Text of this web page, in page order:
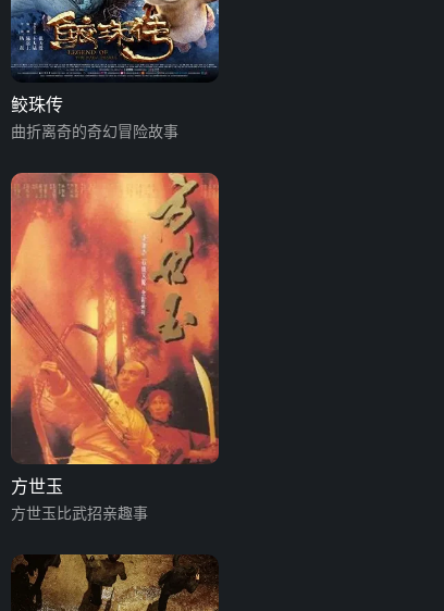
鲛珠传
曲折离奇的奇幻冒险故事
方世玉
方世玉比武招亲趣事